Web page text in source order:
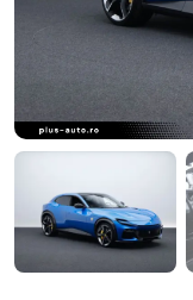
Contact